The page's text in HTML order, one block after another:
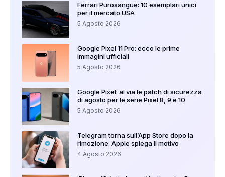
Ferrari Purosangue: 10 esemplari unici
per il mercato USA
5 Agosto 2026
Google Pixel 11 Pro: ecco le prime
immagini ufficiali
5 Agosto 2026
Google Pixel: al via le patch di sicurezza
di agosto per le serie Pixel 8, 9 e 10
5 Agosto 2026
Telegram torna sull’App Store dopo la
rimozione: Apple spiega il motivo
4 Agosto 2026